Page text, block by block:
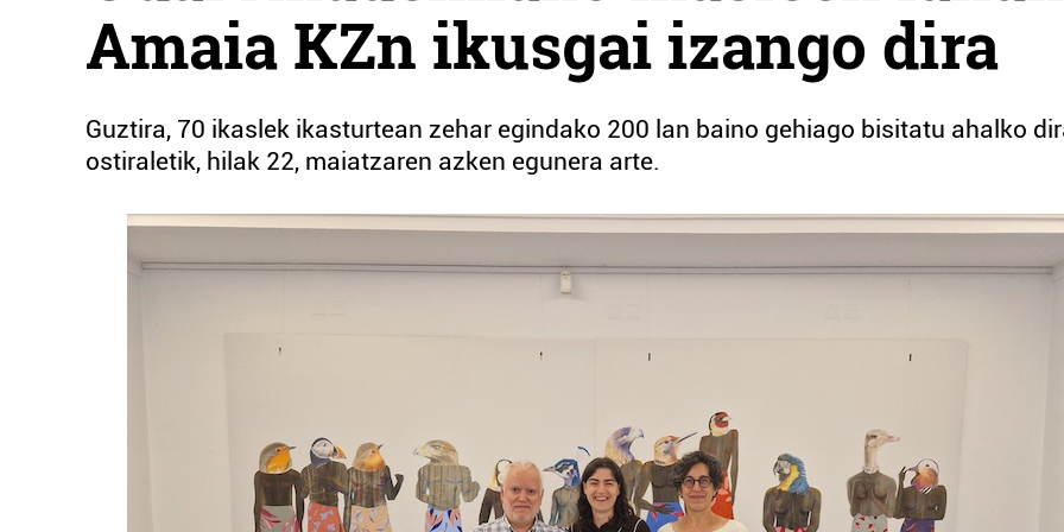
Amaia KZn ikusgai izango dira
Guztira, 70 ikaslek ikasturtean zehar egindako 200 lan baino gehiago bisitatu ahalko
ostiraletik, hilak 22, maiatzaren azken egunera arte.